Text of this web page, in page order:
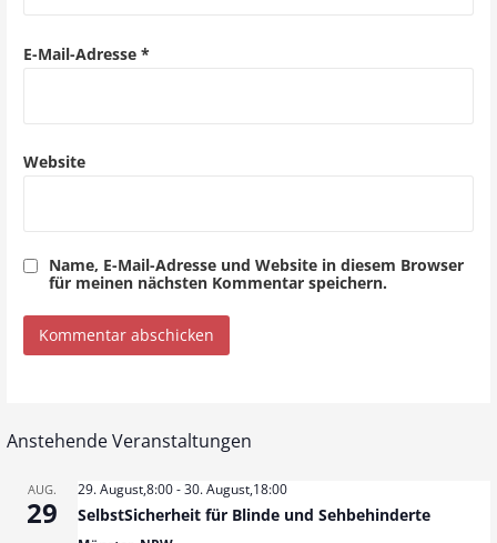
oE-Mail-Adresse *
Website
Name, E-Mail-Adresse und Website in diesem Browser
für meinen nächsten Kommentar speichern.
Anstehende Veranstaltungen
AUG.
29
29. August,8:00-30. August,18:00
SelbstSicherheit für Blinde und Sehbehinderte